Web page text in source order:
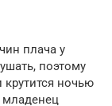
плача у
поэтому
крутится ночью
младенец